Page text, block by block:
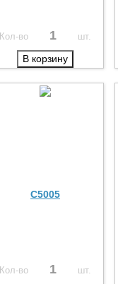
Кол-во шт.
В корзину
C5005
Кол-во шт.